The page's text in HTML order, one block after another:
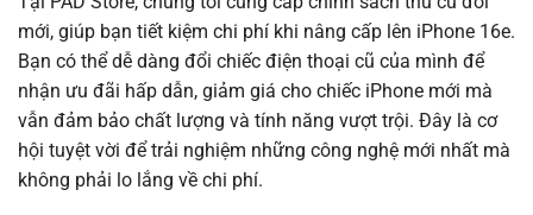
mới, giúp bạn tiết kiệm chi phí khi nâng cấp lên iPhone 16e.
Bạn có thể dễ dàng đổi chiếc điện thoại cũ của mình để
nhận ưu đãi hấp dẫn, giảm giá cho chiếc iPhone mới mà
vẫn đảm bảo chất lượng và tính năng vượt trội. Đây là cơ
hội tuyệt vời để trải nghiệm những công nghệ mới nhất mà
không phải lo lắng về chi phí.